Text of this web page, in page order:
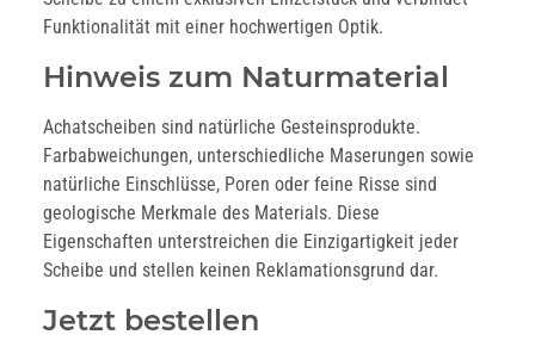
Funktionalität mit einer hochwertigen Optik.
Hinweis zum Naturmaterial
Achatscheiben sind natürliche Gesteinsprodukte.
Farbabweichungen, unterschiedliche Maserungen sowie
natürliche Einschlüsse, Poren oder feine Risse sind
geologische Merkmale des Materials. Diese
Eigenschaften unterstreichen die Einzigartigkeit jeder
Scheibe und stellen keinen Reklamationsgrund dar.
Jetzt bestellen